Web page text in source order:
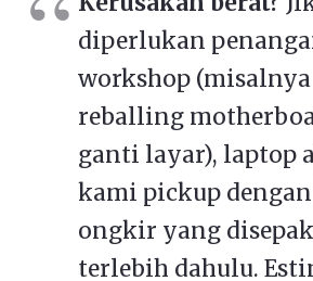
diperlukan
workshop (misalnya
reballing
ganti layar), laptop
kami pickup
ongkir yang
terlebih dahulu.